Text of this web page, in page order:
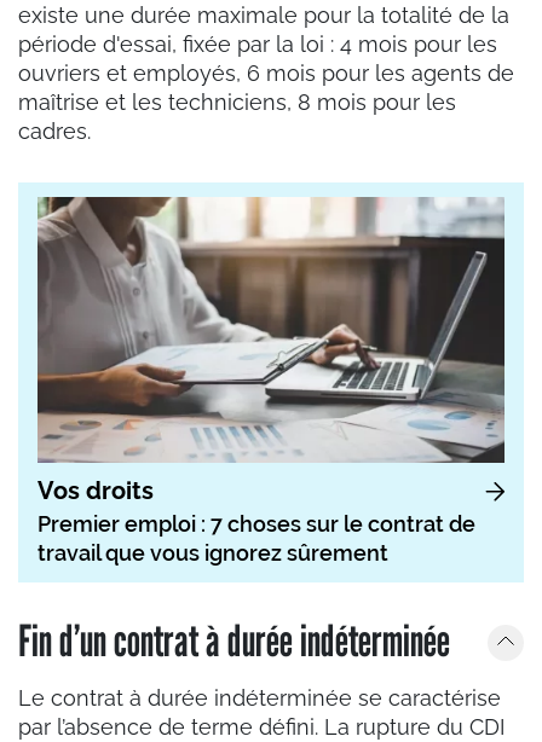
existe une durée maximale pour la totalité de la
période d'essai, fixée par la loi : 4 mois pour les
ouvriers et employés, 6 mois pour les agents de
maîtrise et les techniciens, 8 mois pour les
cadres.
Vos droits
Premier emploi : 7 choses sur le contrat de
travail que vous ignorez sûrement
Fin d’un contrat à durée indéterminée
Le contrat à durée indéterminée se caractérise
par l’absence de terme défini. La rupture du CDI